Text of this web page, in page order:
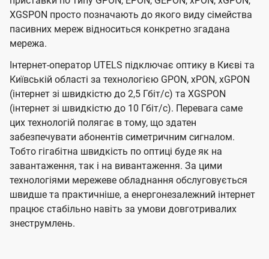
XGSPON просто позначають до якого виду сімейства
пасивних мереж відноситься конкретно згадана
мережа.
Інтернет-оператор UTELS підключає оптику в Києві та
Київській області за технологією GPON, xPON, xGPON
(інтернет зі швидкістю до 2,5 Гбіт/с) та XGSPON
(інтернет зі швидкістю до 10 Гбіт/с). Перевага саме
цих технологій полягає в тому, що здатен
забезпечувати абонентів симетричним сигналом.
Тобто гігабітна швидкість по оптиці буде як на
завантаження, так і на вивантаження. За цими
технологіями мережеве обладнання обслуговується
швидше та практичніше, а енергонезалежний інтернет
працює стабільно навіть за умови довготривалих
знеструмлень.